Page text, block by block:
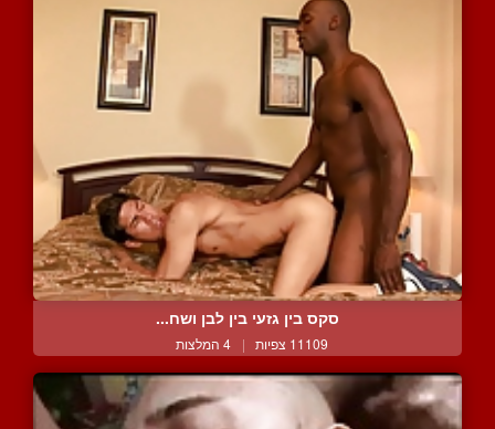
סקס בין גזעי בין לבן ושח...
11109 צפיות | 4 המלצות